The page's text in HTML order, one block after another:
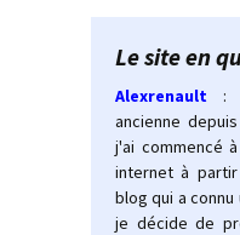
Le site en
Alexrenault
:
ancienne
j'ai commencé
internet à
blog qui a connu
je décide de